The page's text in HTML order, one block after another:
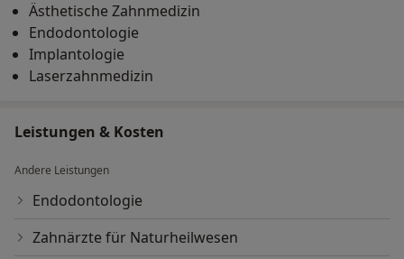
Ästhetische Zahnmedizin
Endodontologie
Implantologie
Laserzahnmedizin
Leistungen & Kosten
Andere Leistungen
Endodontologie
Zahnärzte für Naturheilwesen